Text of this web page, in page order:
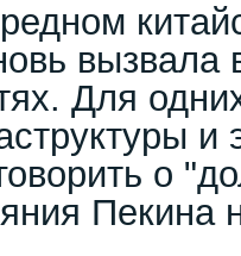
вызвала
Для
и
о
Пекина